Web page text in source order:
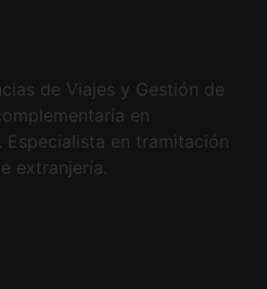
de Viajes y Gestión de
en
en tramitación
extranjería.